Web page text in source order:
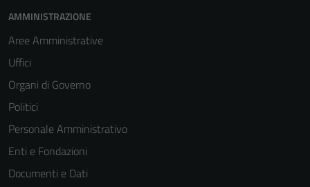
AMMINISTRAZIONE
Aree Amministrative
Uffici
Organi di Governo
Politici
Personale Amministrativo
Enti e Fondazioni
Documenti e Dati